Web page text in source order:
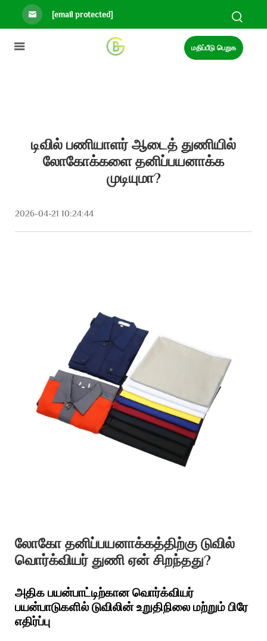
[email protected]
மதிப்பீடு பெறுக
டிவில் பணியாளர் ஆடைத் துணியில்
லோகோக்களை தனிப்பயனாக்க
முடியுமா?
2026-04-21 10:24:44
லோகோ தனிப்பயனாக்கத்திற்கு டுவில்
வொர்க்வியர் துணி ஏன் சிறந்தது?
அதிக பயன்பாட்டிற்கான வொர்க்வியர்
பயன்பாடுகளில் டுவிலின் உறுதிநிலை மற்றும் பிரே
எதிர்ப்பு